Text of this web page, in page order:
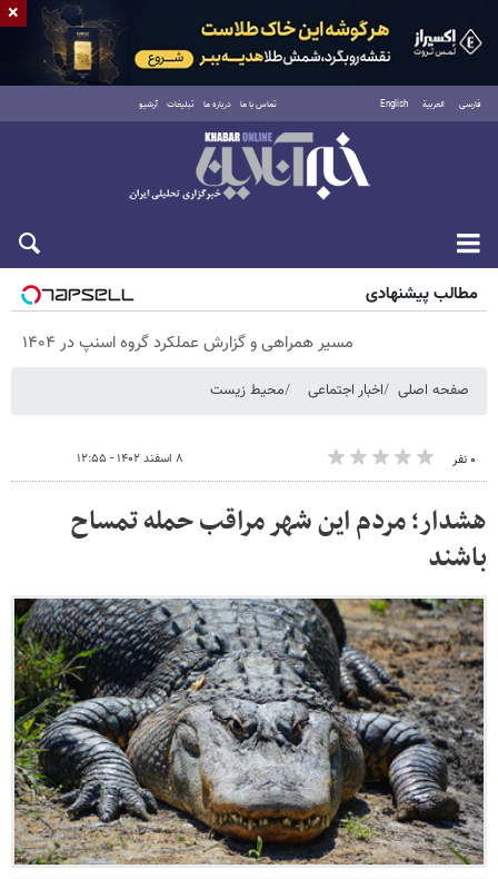
فارسی العربية English تماس با ما درباره ما تبلیغات آرشیو
جمعه ۱۶ مرداد ۱۴۰۵
مطالب پیشنهادی
مسیر همراهی و گزارش عملکرد گروه اسنپ در ۱۴۰۴
صفحه اصلی اخبار اجتماعی محیط زیست
۰ نفر ۸ اسفند ۱۴۰۲ - ۱۲:۵۵
هشدار؛ مردم این شهر مراقب حمله تمساح
باشند
×